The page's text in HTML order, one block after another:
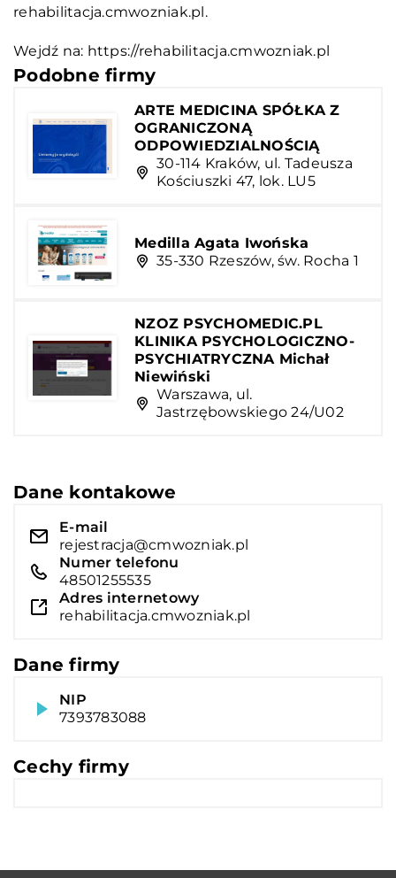
rehabilitacja.cmwozniak.pl.
Wejdź na: https://rehabilitacja.cmwozniak.pl
Podobne firmy
ARTE MEDICINA SPÓŁKA Z
OGRANICZONĄ
ODPOWIEDZIALNOŚCIĄ
30-114 Kraków, ul. Tadeusza
Kościuszki 47, lok. LU5
Medilla Agata Iwońska
35-330 Rzeszów, św. Rocha 1
NZOZ PSYCHOMEDIC.PL
KLINIKA PSYCHOLOGICZNO-
PSYCHIATRYCZNA Michał
Niewiński
Warszawa, ul.
Jastrzębowskiego 24/U02
Dane kontakowe
E-mail
rejestracja@cmwozniak.pl
Numer telefonu
48501255535
Adres internetowy
rehabilitacja.cmwozniak.pl
Dane firmy
NIP
7393783088
Cechy firmy